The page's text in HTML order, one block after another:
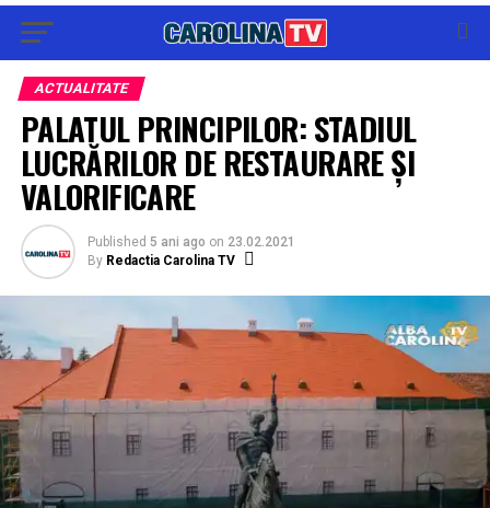
ACTUALITATE
PALATUL PRINCIPILOR: STADIUL
LUCRĂRILOR DE RESTAURARE ȘI
VALORIFICARE
Published 5 ani ago on 23.02.2021
By Redactia Carolina TV